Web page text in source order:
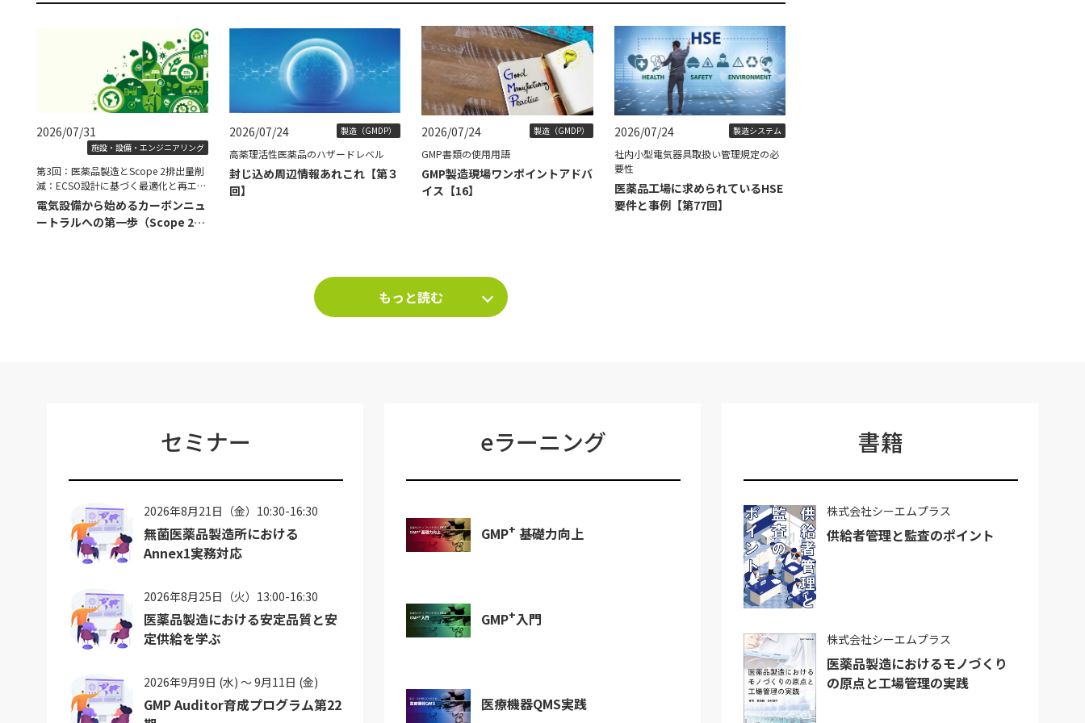
2026/07/31
施設・設備・エンジニアリング
第3回：医薬品製造とScope 2排出量削
減：ECSO設計に基づく最適化と再エネ
導入の具体策
電気設備から始めるカーボンニュ
ートラルへの第一歩（Scope 2削
2026/07/24 製造（GMDP）
高薬理活性医薬品のハザードレベル
封じ込め周辺情報あれこれ【第３
回】
2026/07/24 製造（GMDP）
GMP書類の使用用語
GMP製造現場ワンポイントアドバ
イス【16】
2026/07/24 製造システム
社内小型電気器具取扱い管理規定の必
要性
医薬品工場に求められているHSE
要件と事例【第77回】
もっと読む
セミナー
2026年8月21日（金）10:30-16:30
無菌医薬品製造所における
Annex1実務対応
2026年8月25日（火）13:00-16:30
医薬品製造における安定品質と安
定供給を学ぶ
2026年9月9日 (水) ～ 9月11日 (金)
GMP Auditor育成プログラム第22
eラーニング
GMP+ 基礎力向上
GMP+入門
医療機器QMS実践
書籍
株式会社シーエムプラス
供給者管理と監査のポイント
株式会社シーエムプラス
医薬品製造におけるモノづくり
の原点と工場管理の実践